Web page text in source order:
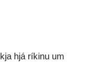
hjá ríkinu um